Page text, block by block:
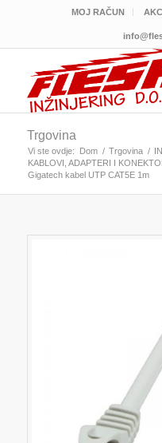
MOJ RAČUN
Trgovina
Vi ste ovdje: Dom / Trgovina /
KABLOVI, ADAPTERI I
Gigatech kabel UTP CAT5E 1m